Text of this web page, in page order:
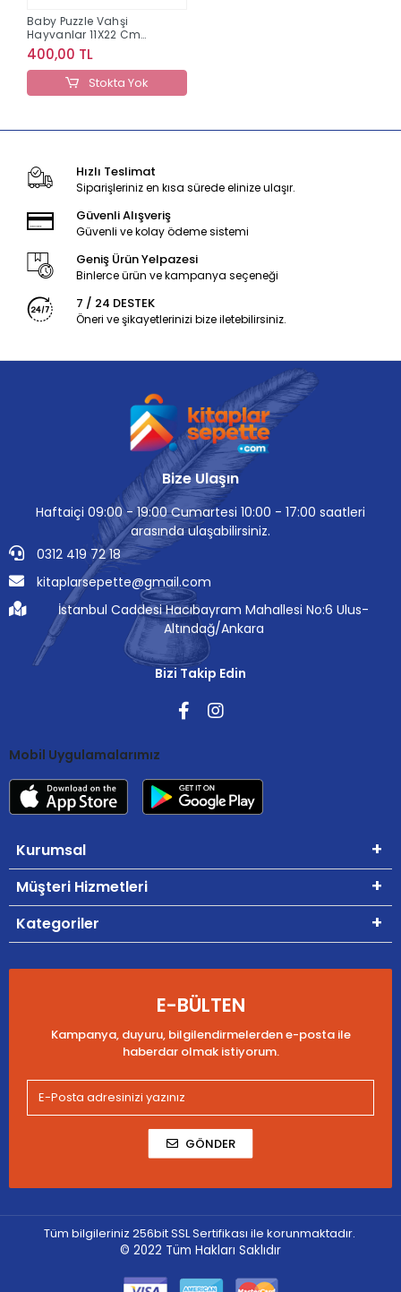
Baby Puzzle Vahşi
Hayvanlar 11X22 Cm
(12001)
400,00 TL
Stokta Yok
Hızlı Teslimat
Siparişleriniz en kısa sürede elinize ulaşır.
Güvenli Alışveriş
Güvenli ve kolay ödeme sistemi
Geniş Ürün Yelpazesi
Binlerce ürün ve kampanya seçeneği
7 / 24 DESTEK
Öneri ve şikayetlerinizi bize iletebilirsiniz.
Bize Ulaşın
Haftaiçi 09:00 - 19:00 Cumartesi 10:00 - 17:00 saatleri
arasında ulaşabilirsiniz.
0312 419 72 18
kitaplarsepette@gmail.com
İstanbul Caddesi Hacıbayram Mahallesi No:6 Ulus-
Altındağ/Ankara
Bizi Takip Edin
Mobil Uygulamalarımız
Kurumsal
Müşteri Hizmetleri
Kategoriler
E-BÜLTEN
Kampanya, duyuru, bilgilendirmelerden e-posta ile
haberdar olmak istiyorum.
GÖNDER
Tüm bilgileriniz 256bit SSL Sertifikası ile korunmaktadır.
© 2022 Tüm Hakları Saklıdır